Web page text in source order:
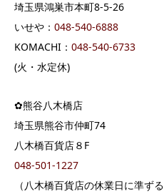
埼玉県鴻巣市本町8-5-26
いせや： 048-540-6888
KOMACHI： 048-540-6733
(火・水定休)
✿熊谷八木橋店
埼玉県熊谷市仲町74
八木橋百貨店８F
048-501-1227
（八木橋百貨店の休業日に準ず